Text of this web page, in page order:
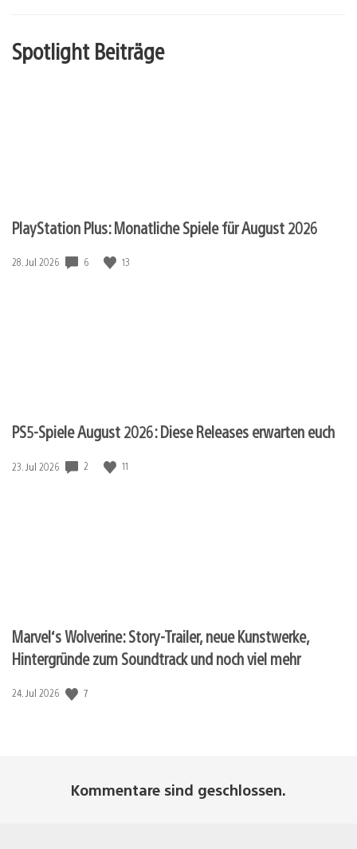
Spotlight Beiträge
PlayStation Plus: Monatliche Spiele für August 2026
Veröffentlichungsdatum:
28. Jul 2026 6 13
PS5-Spiele August 2026: Diese Releases erwarten euch
Veröffentlichungsdatum:
23. Jul 2026 2 11
Marvel‘s Wolverine: Story-Trailer, neue Kunstwerke,
Hintergründe zum Soundtrack und noch viel mehr
Veröffentlichungsdatum:
24. Jul 2026 7
Kommentare sind geschlossen.